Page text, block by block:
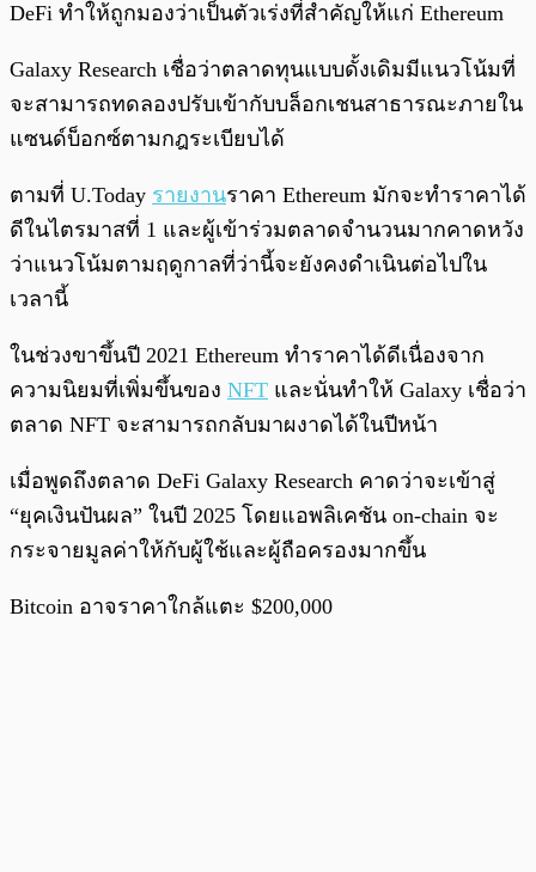
DeFi ทำให้ถูกมองว่าเป็นตัวเร่งที่สำคัญให้แก่ Ethereum
Galaxy Research เชื่อว่าตลาดทุนแบบดั้งเดิมมีแนวโน้มที่
จะสามารถทดลองปรับเข้ากับบล็อกเชนสาธารณะภายใน
แซนด์บ็อกซ์ตามกฎระเบียบได้
ตามที่ U.Today รายงานราคา Ethereum มักจะทำราคาได้
ดีในไตรมาสที่ 1 และผู้เข้าร่วมตลาดจำนวนมากคาดหวัง
ว่าแนวโน้มตามฤดูกาลที่ว่านี้จะยังคงดำเนินต่อไปใน
เวลานี้
ในช่วงขาขึ้นปี 2021 Ethereum ทำราคาได้ดีเนื่องจาก
ความนิยมที่เพิ่มขึ้นของ NFT และนั่นทำให้ Galaxy เชื่อว่า
ตลาด NFT จะสามารถกลับมาผงาดได้ในปีหน้า
เมื่อพูดถึงตลาด DeFi Galaxy Research คาดว่าจะเข้าสู่
“ยุคเงินปันผล” ในปี 2025 โดยแอพลิเคชัน on-chain จะ
กระจายมูลค่าให้กับผู้ใช้และผู้ถือครองมากขึ้น
Bitcoin อาจราคาใกล้แตะ $200,000